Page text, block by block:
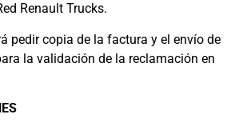
Renault Trucks.
pedir copia de la factura y el envío de
la validación de la reclamación en